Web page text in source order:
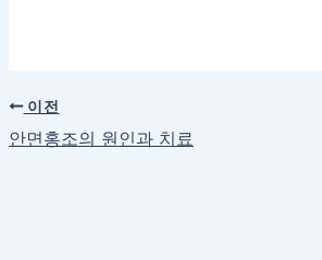
이전
안면홍조의 원인과 치료